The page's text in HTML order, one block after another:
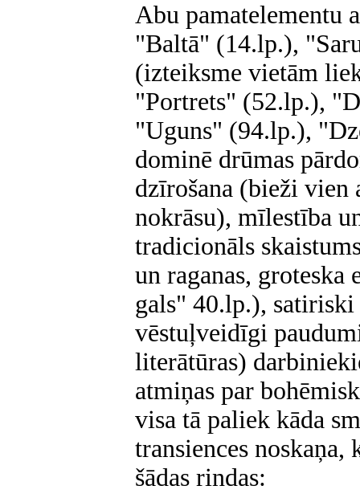
Abu pamatelementu
"Baltā" (14.lp.),
(izteiksme vietām
"Portrets" (52.lp.),
"Uguns" (94.lp.),
dominē drūmas
dzīrošana (bieži vien
nokrāsu), mīlestība
tradicionāls
un raganas,
gals" 40.lp.),
vēstuļveidīgi
literātūras)
atmiņas par
visa tā paliek kāda
transiences
šādas rindas: